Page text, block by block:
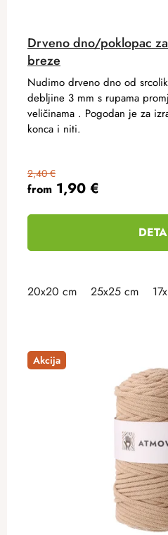
Drveno dno/poklopac
breze
from 1,90 €
2,40 €
Nudimo drveno dno od
debljine 3 mm s rupama
veličinama . Pogodan je za
konca i niti.
20x20 cm 25x25 cm
Akcija